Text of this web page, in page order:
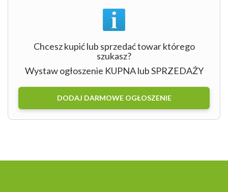
Chcesz kupić lub sprzedać towar którego
szukasz?
Wystaw ogłoszenie KUPNA lub SPRZEDAŻY
DODAJ DARMOWE OGŁOSZENIE